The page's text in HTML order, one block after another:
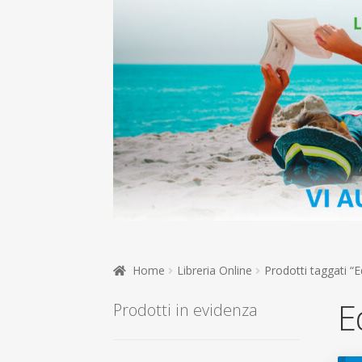
Home Libreria Online Prodotti taggati
Prodotti in evidenza